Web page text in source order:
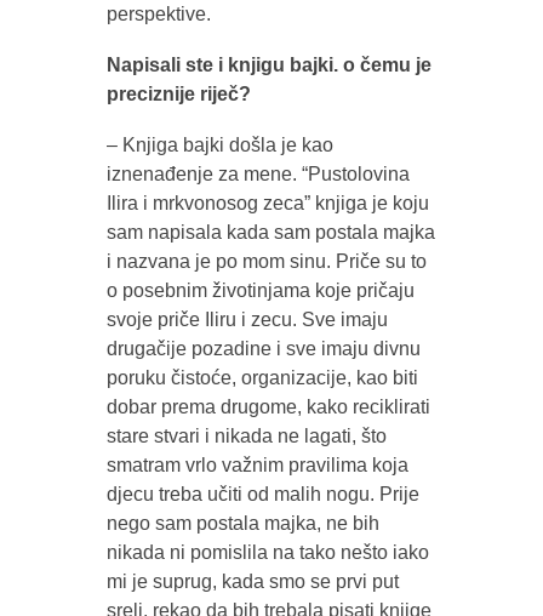
perspektive.
Napisali ste i knjigu bajki. o čemu je
preciznije riječ?
– Knjiga bajki došla je kao
iznenađenje za mene. “Pustolovina
Ilira i mrkvonosog zeca” knjiga je koju
sam napisala kada sam postala majka
i nazvana je po mom sinu. Priče su to
o posebnim životinjama koje pričaju
svoje priče Iliru i zecu. Sve imaju
drugačije pozadine i sve imaju divnu
poruku čistoće, organizacije, kao biti
dobar prema drugome, kako reciklirati
stare stvari i nikada ne lagati, što
smatram vrlo važnim pravilima koja
djecu treba učiti od malih nogu. Prije
nego sam postala majka, ne bih
nikada ni pomislila na tako nešto iako
mi je suprug, kada smo se prvi put
sreli, rekao da bih trebala pisati knjige